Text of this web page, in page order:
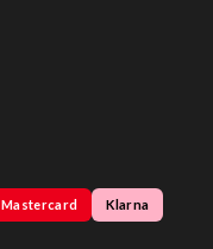
Mastercard Klarna